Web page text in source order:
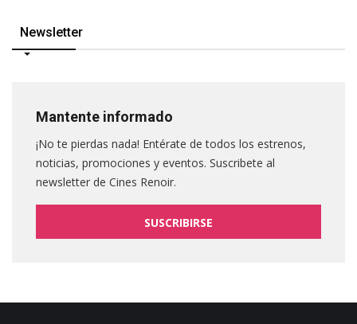
Newsletter
Mantente informado
¡No te pierdas nada! Entérate de todos los estrenos,
noticias, promociones y eventos. Suscribete al
newsletter de Cines Renoir.
SUSCRIBIRSE